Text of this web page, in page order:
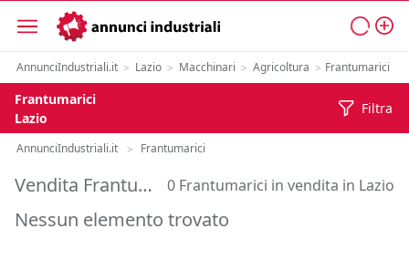
AnnunciIndustriali.it > Lazio > Macchinari > Agricoltura > Frantumarici
Frantumarici
Lazio
Filtra
AnnunciIndustriali.it > Frantumarici
Vendita Frantumarici in Lazio 0 Frantumarici in vendita in Lazio
Nessun elemento trovato